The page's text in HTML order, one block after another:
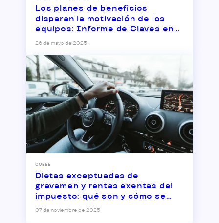
Los planes de beneficios
disparan la motivación de los
equipos: Informe de Claves en
los Planes de Beneficios 2025
26 de mayo de 2025
COBEE
Dietas exceptuadas de
gravamen y rentas exentas del
impuesto: qué son y cómo se
aplican
07 de noviembre de 2025